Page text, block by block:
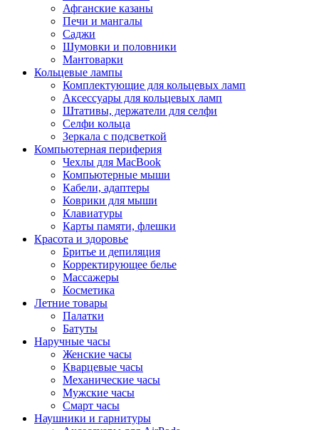
Афганские казаны
Печи и мангалы
Саджи
Шумовки и половники
Мантоварки
Кольцевые лампы
Комплектующие для кольцевых ламп
Аксессуары для кольцевых ламп
Штативы, держатели для селфи
Селфи кольца
Зеркала с подсветкой
Компьютерная периферия
Чехлы для MacBook
Компьютерные мыши
Кабели, адаптеры
Коврики для мыши
Клавиатуры
Карты памяти, флешки
Красота и здоровье
Бритье и депиляция
Корректирующее белье
Массажеры
Косметика
Летние товары
Палатки
Батуты
Наручные часы
Женские часы
Кварцевые часы
Механические часы
Мужские часы
Смарт часы
Наушники и гарнитуры